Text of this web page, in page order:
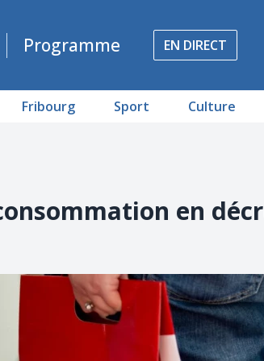
Programme EN DIRECT
Fribourg Sport Culture
en